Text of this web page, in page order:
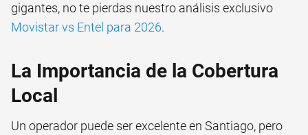
gigantes, no te pierdas nuestro análisis exclusivo
Movistar vs Entel para 2026.
La Importancia de la Cobertura
Local
Un operador puede ser excelente en Santiago, pero